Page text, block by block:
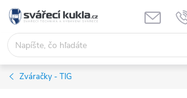
Prejsť na obsah
Zváračky - TIG